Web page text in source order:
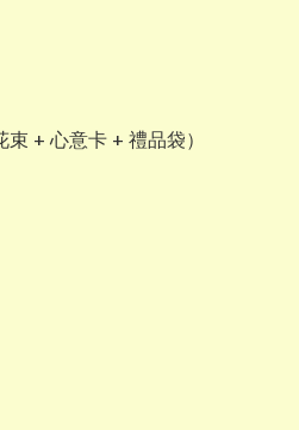
+ 心意卡 + 禮品袋）